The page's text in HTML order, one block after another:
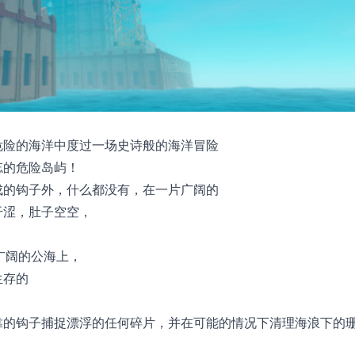
的海洋中度过一场史诗般的海洋冒险
危险岛屿！
钩子外，什么都没有，在一片广阔的
，肚子空空，
的公海上，
的
钩子捕捉漂浮的任何碎片，并在可能的情况下清理海浪下的